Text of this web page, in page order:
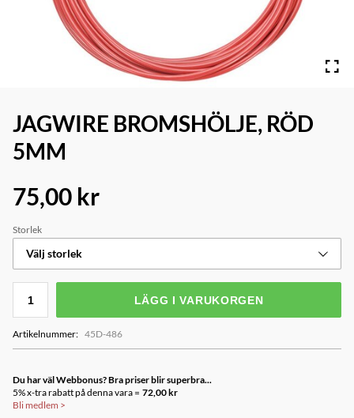
JAGWIRE BROMSHÖLJE, RÖD
5MM
75,00 kr
Storlek
Välj storlek
LÄGG I VARUKORGEN
Artikelnummer: 45D-486
Du har väl Webbonus? Bra priser blir superbra...
5% x-tra rabatt på denna vara = 72,00 kr
Bli medlem >